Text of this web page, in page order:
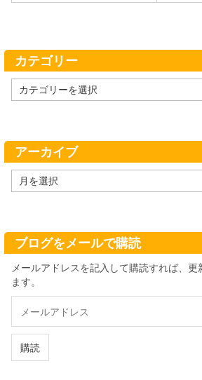
カテゴリー
テ
ー
アーカイブ
ー
ブ
ブログをメールで購読
メールアドレスを記入して購読すれば、更
ます。
ル
ド
購読